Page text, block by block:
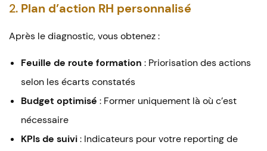
2. Plan d’action RH personnalisé
Après le diagnostic, vous obtenez :
Feuille de route formation : Priorisation des actions
selon les écarts constatés
Budget optimisé : Former uniquement là où c’est
nécessaire
KPIs de suivi: Indicateurs pour votre reporting de